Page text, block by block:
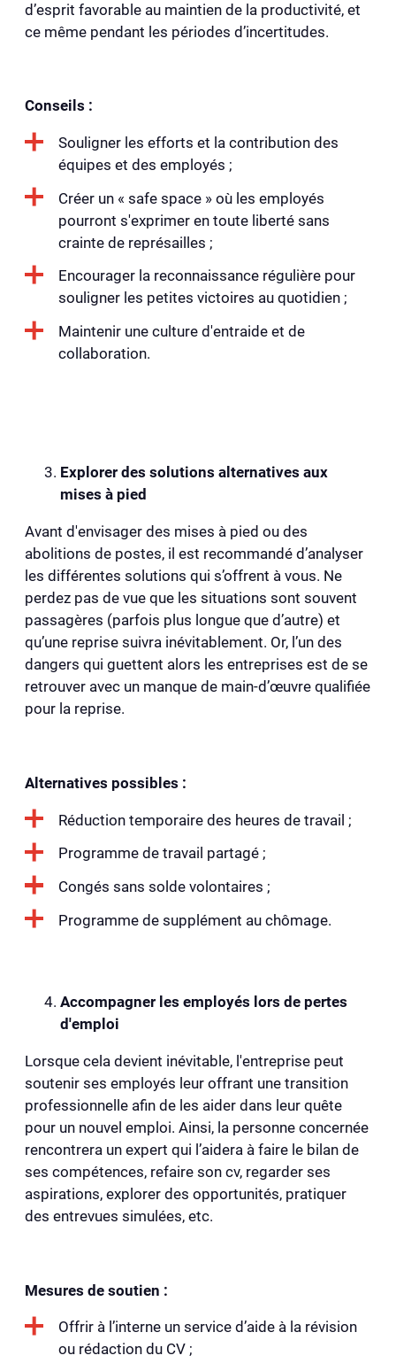
d’esprit favorable au maintien de la productivité, et
ce même pendant les périodes d’incertitudes.
Conseils :
Souligner les efforts et la contribution des
équipes et des employés ;
Créer un « safe space » où les employés
pourront s'exprimer en toute liberté sans
crainte de représailles ;
Encourager la reconnaissance régulière pour
souligner les petites victoires au quotidien ;
Maintenir une culture d'entraide et de
collaboration.
Explorer des solutions alternatives aux
mises à pied
Avant d'envisager des mises à pied ou des
abolitions de postes, il est recommandé d’analyser
les différentes solutions qui s’offrent à vous. Ne
perdez pas de vue que les situations sont souvent
passagères (parfois plus longue que d’autre) et
qu’une reprise suivra inévitablement. Or, l’un des
dangers qui guettent alors les entreprises est de se
retrouver avec un manque de main-d’œuvre qualifiée
pour la reprise.
Alternatives possibles :
Réduction temporaire des heures de travail ;
Programme de travail partagé ;
Congés sans solde volontaires ;
Programme de supplément au chômage.
Accompagner les employés lors de pertes
d'emploi
Lorsque cela devient inévitable, l'entreprise peut
soutenir ses employés leur offrant une transition
professionnelle afin de les aider dans leur quête
pour un nouvel emploi. Ainsi, la personne concernée
rencontrera un expert qui l’aidera à faire le bilan de
ses compétences, refaire son cv, regarder ses
aspirations, explorer des opportunités, pratiquer
des entrevues simulées, etc.
Mesures de soutien :
Offrir à l’interne un service d’aide à la révision
ou rédaction du CV ;